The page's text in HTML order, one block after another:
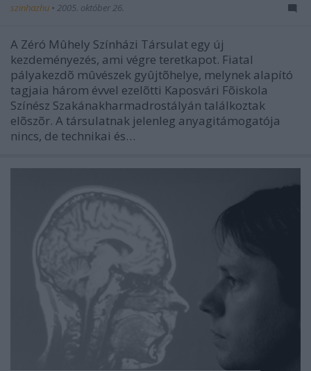
szinhazhu • 2005. október 26.
A Zéró Mûhely Színházi Társulat egy új
kezdeményezés, ami végre teretkapot. Fiatal
pályakezdõ mûvészek gyûjtõhelye, melynek alapító
tagjaia három évvel ezelõtti Kaposvári Fõiskola
Színész Szakánakharmadrostályán találkoztak
elõszõr. A társulatnak jelenleg anyagitámogatója
nincs, de technikai és…